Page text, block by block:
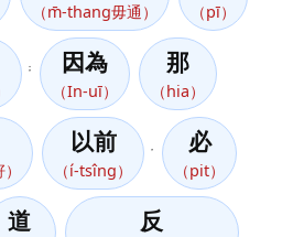
（m̄-thang毋通） （pī）
； 因為
（In-uī）
那
（hia）
以前
（í-tsîng）
必
（pit）
道 反